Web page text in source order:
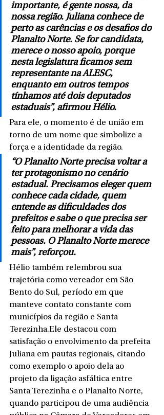
importante, é gente nossa, da
nossa região. Juliana conhece de
perto as carências e os desafios do
Planalto Norte. Se for candidata,
merece o nosso apoio, porque
nesta legislatura ficamos sem
representante na ALESC,
enquanto em outros tempos
tínhamos até dois deputados
estaduais”, afirmou Hélio.
Para ele, o momento é de união em
torno de um nome que simbolize a
força e a identidade da região.
“O Planalto Norte precisa voltar a
ter protagonismo no cenário
estadual. Precisamos eleger quem
conhece cada cidade, quem
entende as dificuldades dos
prefeitos e sabe o que precisa ser
feito para melhorar a vida das
pessoas. O Planalto Norte merece
mais”, reforçou.
Hélio também relembrou sua
trajetória como vereador em São
Bento do Sul, período em que
manteve contato constante com
municípios da região e Santa
Terezinha.Ele destacou com
satisfação o envolvimento da prefeita
Juliana em pautas regionais, citando
como exemplo o apoio dela ao
projeto da ligação asfáltica entre
Santa Terezinha e o Planalto Norte,
quando participou de uma audiência